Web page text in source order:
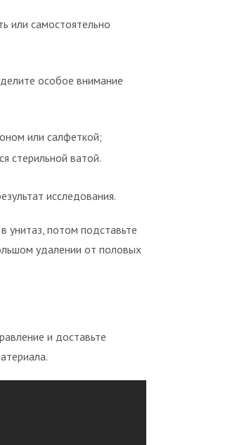
или самостоятельно
особое внимание
или салфеткой;
стерильной ватой.
исследования.
унитаз, потом подставьте
удалении от половых
и доставьте